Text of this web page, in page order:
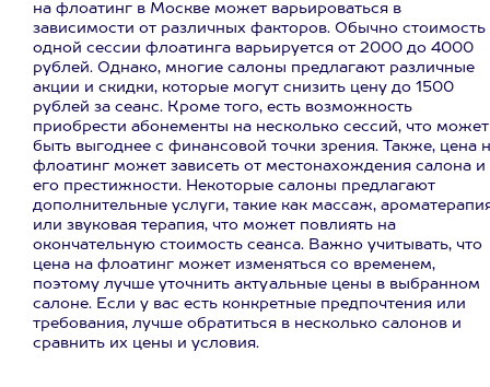
на флоатинг в Москве может варьироваться в
зависимости от различных факторов. Обычно стоимость
одной сессии флоатинга варьируется от 2000 до 4000
рублей. Однако, многие салоны предлагают различные
акции и скидки, которые могут снизить цену до 1500
рублей за сеанс. Кроме того, есть возможность
приобрести абонементы на несколько сессий, что может
быть выгоднее с финансовой точки зрения. Также, цена
флоатинг может зависеть от местонахождения салона и
его престижности. Некоторые салоны предлагают
дополнительные услуги, такие как массаж,
или звуковая терапия, что может повлиять на
окончательную стоимость сеанса. Важно учитывать, что
цена на флоатинг может изменяться со временем,
поэтому лучше уточнить актуальные цены в выбранном
салоне. Если у вас есть конкретные предпочтения или
требования, лучше обратиться в несколько салонов и
сравнить их цены и условия.